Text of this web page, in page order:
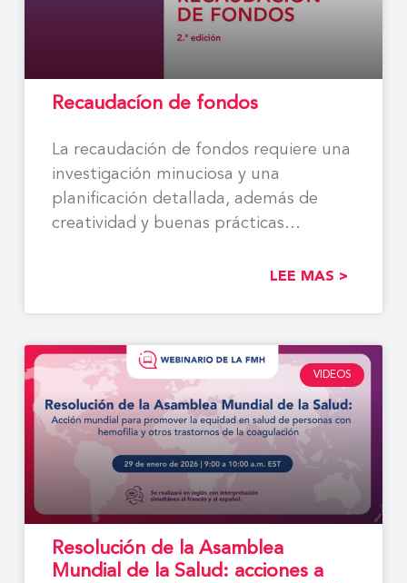
Recaudacíon de fondos
La recaudación de fondos requiere una
investigación minuciosa y una
planificación detallada, además de
creatividad y buenas prácticas
LEE MAS >
VIDEOS
Resolución de la Asamblea
Mundial de la Salud: acciones a